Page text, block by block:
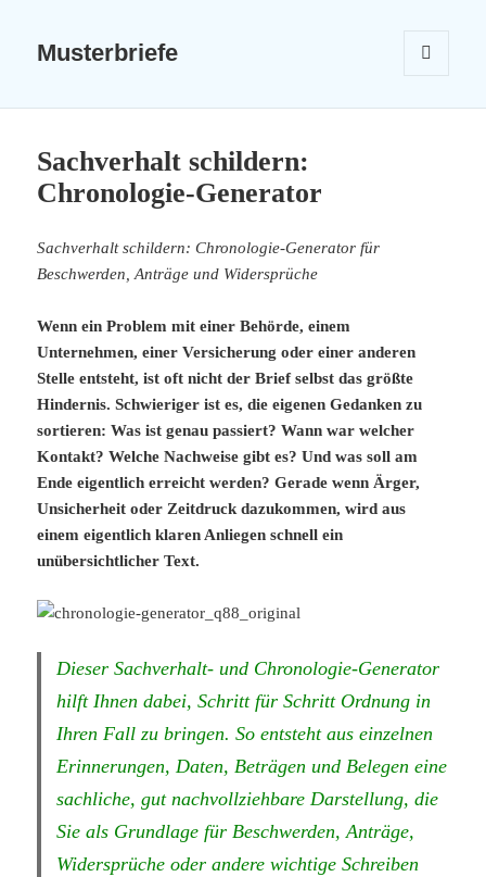
Musterbriefe
WIDGETS
Sachverhalt schildern:
Chronologie-Generator
Sachverhalt schildern: Chronologie-Generator für
Beschwerden, Anträge und Widersprüche
Wenn ein Problem mit einer Behörde, einem
Unternehmen, einer Versicherung oder einer anderen
Stelle entsteht, ist oft nicht der Brief selbst das größte
Hindernis. Schwieriger ist es, die eigenen Gedanken zu
sortieren: Was ist genau passiert? Wann war welcher
Kontakt? Welche Nachweise gibt es? Und was soll am
Ende eigentlich erreicht werden? Gerade wenn Ärger,
Unsicherheit oder Zeitdruck dazukommen, wird aus
einem eigentlich klaren Anliegen schnell ein
unübersichtlicher Text.
Dieser Sachverhalt- und Chronologie-Generator
hilft Ihnen dabei, Schritt für Schritt Ordnung in
Ihren Fall zu bringen. So entsteht aus einzelnen
Erinnerungen, Daten, Beträgen und Belegen eine
sachliche, gut nachvollziehbare Darstellung, die
Sie als Grundlage für Beschwerden, Anträge,
Widersprüche oder andere wichtige Schreiben